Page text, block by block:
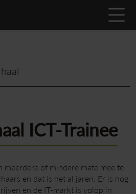
ICT-Trainee
meerdere of mindere mate mee te
en dat is het al jaren. Er is nog
en de IT-markt is volop in